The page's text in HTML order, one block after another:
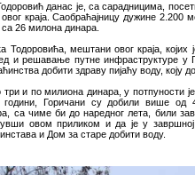
данас је, са сарадницима,
краја. Саобраћајницу дужине
26 милона динара.
Тодоровића, мештани овог краја,
и решавање путне инфраструктуре у
добити здраву пијаћу воду,
и по милиона динара, у потпуности
Горичани су добили више од
са чиме би до наредног лета, били
овом приликом и да је у
и Дом за старе добити воду.